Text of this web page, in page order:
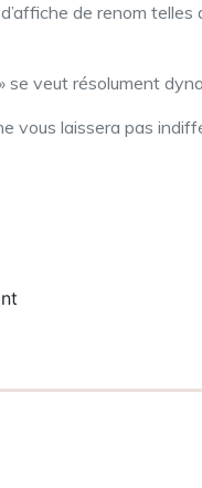
de renom telles
veut résolument
vous laissera pas